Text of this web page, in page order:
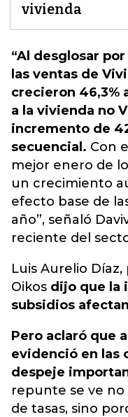
vivienda
“Al desglosar
las ventas de
crecieron 46,3%
a la vivienda no
incremento de
secuencial. Con
mejor enero de
un crecimiento
efecto base de
año”, señaló
reciente del
Luis Aurelio
Oikos dijo que la
subsidios
Pero aclaró que
evidenció en las
despeje
repunte se ve
de tasas, sino